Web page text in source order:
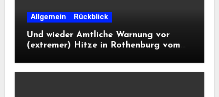
Allgemein Rückblick
Und wieder Amtliche Warnung vor
(extremer) Hitze in Rothenburg vom